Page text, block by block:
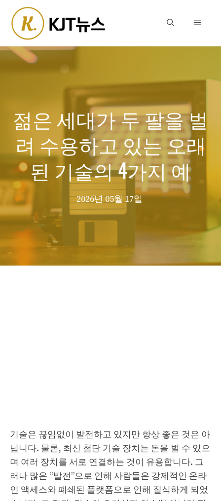
content
Menu
젊은 세대가 두 팔을 벌
려 수용하고 있는 오래
된 기술의 4가지 예
2026년 05월 17일
기술은 끊임없이 발전하고 있지만 항상 좋은 것은 아
닙니다. 물론, 최신 첨단 기술 장치는 돈을 벌 수 있으
며 여러 장치를 서로 연결하는 것이 유용합니다. 그
러나 많은 “발전”으로 인해 사람들은 강제적인 온라
인 액세스와 폐쇄된 플랫폼으로 인해 질식하게 되었